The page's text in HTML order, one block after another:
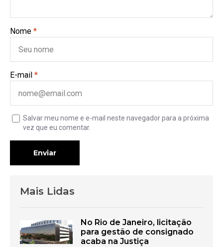
Nome *
E-mail *
Salvar meu nome e e-mail neste navegador para a próxima
vez que eu comentar.
Enviar
Mais Lidas
No Rio de Janeiro, licitação
para gestão de consignado
acaba na Justiça